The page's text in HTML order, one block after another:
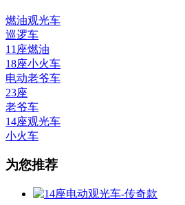
燃油观光车
巡逻车
11座燃油
18座小火车
电动老爷车
23座
老爷车
14座观光车
小火车
为您推荐